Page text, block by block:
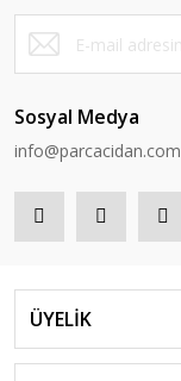
Sosyal Medya
info@parcacidan.com
ÜYELİK